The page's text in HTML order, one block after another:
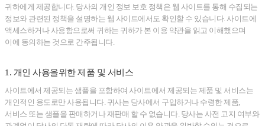
귀하에게 제공합니다. 당사의 개인 정보 보호 정책은 웹 사이트를 통해 수집되는
정보와 관련된 정책을 설명하는 웹 사이트에서도 확인할 수 있습니다. 사이트에
액세스하거나 사용함으로써 귀하는 귀하가 본 이용 약관을 읽고 이해했으며
이에 동의하는 것으로 간주됩니다.
1. 개인 사용을위한 제품 및 서비스
사이트에서 제공되는 샘플을 포함하여 사이트에서 제공되는 제품 및 서비스는
개인적인 용도로만 사용됩니다. 귀사는 당사에서 구입하거나 수령한 제품,
서비스 또는 샘플을 판매하거나 재판매 할 수 없습니다. 당사는 사전 고지 여부와